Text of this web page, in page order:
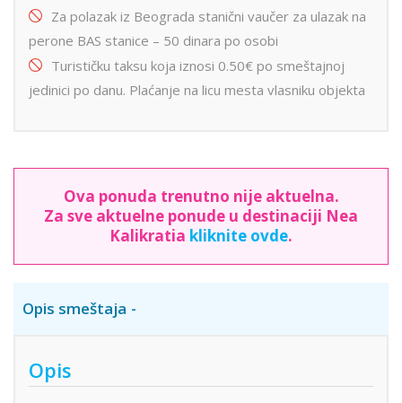
Za polazak iz Beograda stanični vaučer za ulazak na
perone BAS stanice – 50 dinara po osobi
Turističku taksu koja iznosi 0.50€ po smeštajnoj
jedinici po danu. Plaćanje na licu mesta vlasniku objekta
Ova ponuda trenutno nije aktuelna.
Za sve aktuelne ponude u destinaciji Nea
Kalikratia kliknite ovde.
Opis smeštaja
Opis